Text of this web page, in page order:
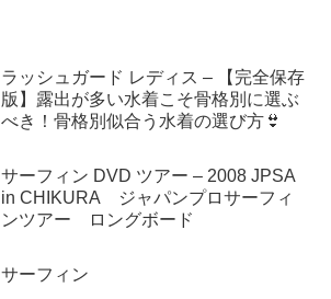
ラッシュガード レディス – 【完全保存
版】露出が多い水着こそ骨格別に選ぶ
べき！骨格別似合う水着の選び方👙
サーフィン DVD ツアー – 2008 JPSA
in CHIKURA ジャパンプロサーフィ
ンツアー ロングボード
サーフィン